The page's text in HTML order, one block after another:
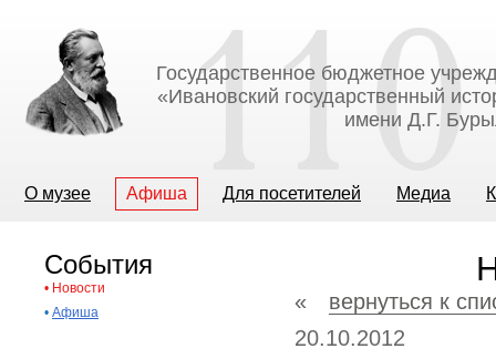
Государственное бюджетное
«Ивановский государственный
имени Д.Г.
О музее Афиша Для посетителей Медиа
События
• Новости
• Афиша « вернуться к
20.10.2012